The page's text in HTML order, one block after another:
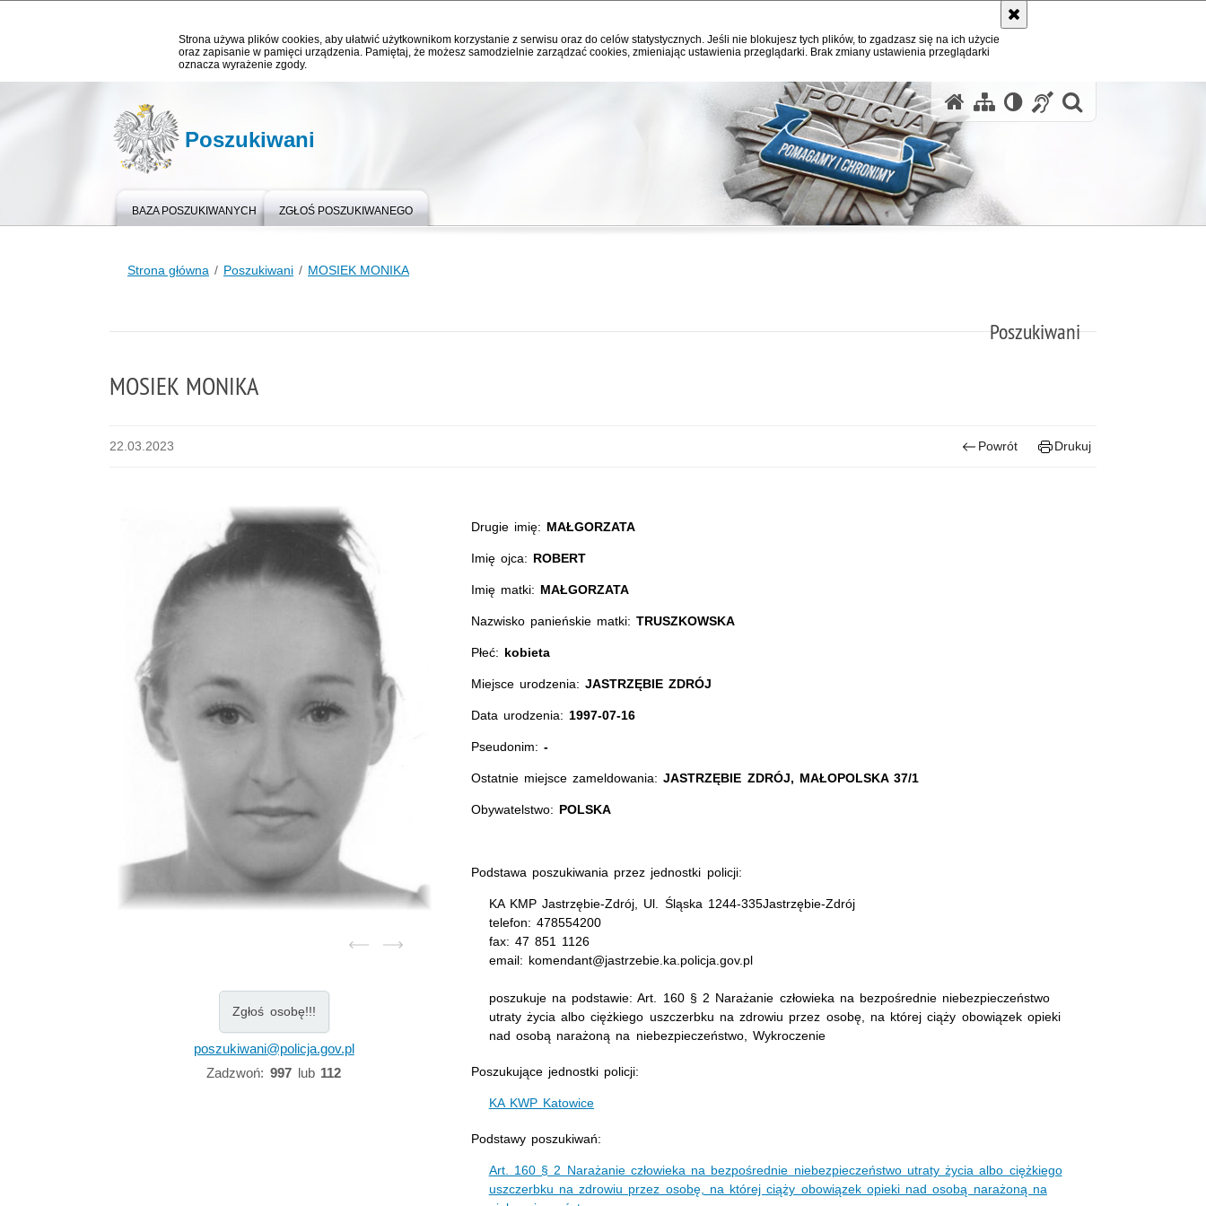
Strona używa plików cookies, aby ułatwić użytkownikom korzystanie z serwisu oraz do celów statystycznych. Jeśli nie blokujesz tych plików, to zgadzasz się na ich użycie
oraz zapisanie w pamięci urządzenia. Pamiętaj, że możesz samodzielnie zarządzać cookies, zmieniając ustawienia przeglądarki. Brak zmiany ustawienia przeglądarki
oznacza wyrażenie zgody.
Poszukiwani
BAZA POSZUKIWANYCH ZGŁOŚ POSZUKIWANEGO
Strona główna Poszukiwani MOSIEK MONIKA
Poszukiwani
MOSIEK MONIKA
22.03.2023 Powrót Drukuj
Zgłoś osobę!!!
poszukiwani@policja.gov.pl
Zadzwoń: 997lub 112
Drugie imię: MAŁGORZATA
Imię ojca: ROBERT
Imię matki: MAŁGORZATA
Nazwisko panieńskie matki:TRUSZKOWSKA
Płeć: kobieta
Miejsce urodzenia:JASTRZĘBIE ZDRÓJ
Data urodzenia: 1997-07-16
Pseudonim: -
Ostatnie miejsce zameldowania:JASTRZĘBIE ZDRÓJ, MAŁOPOLSKA 37/1
Obywatelstwo: POLSKA
Podstawa poszukiwania przez jednostki policji:
KA KMP Jastrzębie-Zdrój, Ul. Śląska 1244-335Jastrzębie-Zdrój
telefon: 478554200
fax: 47 851 1126
email: komendant@jastrzebie.ka.policja.gov.pl
poszukuje na podstawie: Art. 160 § 2 Narażanie człowieka na bezpośrednie niebezpieczeństwo
utraty życia albo ciężkiego uszczerbku na zdrowiu przez osobę, na której ciąży obowiązek opieki
nad osobą narażoną na niebezpieczeństwo, Wykroczenie
Poszukujące jednostki policji:
KA KWP Katowice
Podstawy poszukiwań:
Art. 160 § 2 Narażanie człowieka na bezpośrednie niebezpieczeństwo utraty życia albo ciężkiego
uszczerbku na zdrowiu przez osobę, na której ciąży obowiązek opieki nad osobą narażoną na